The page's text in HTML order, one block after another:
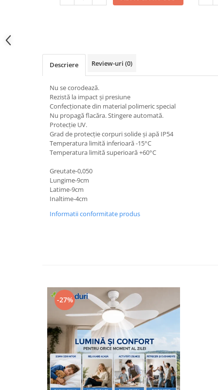
Prelungitoare/Derulatoare
Starter/Droser
Triplu Stecher
Întrerupătoare/Comutatoare
Ştechere/Stecher adaptor
Ţeavă PVC
Corpuri Led lineare
Butuc yala,Broaste usa,Lacat
Adezivi si benzi adezive
Chei , clesti , patenti
Cose / Coliere plastic
Pistoale de lipit si accesorii
taiat,accesorii pentru gaurit si
Descriere Review-uri (0)
Nu se corodează.
Rezistă la impact și presiune
Confecţionate din material polimeric special
Nu propagă flacăra. Stingere automată.
Protecție UV.
Grad de protecţie corpuri solide și apă ΙΡ54
Temperatura limită inferioară -15°C
Temperatura limită superioară +60°C
Greutate-0,050
Lungime-9cm
Latime-9cm
Inaltime-4cm
Informatii conformitate produs
-27%